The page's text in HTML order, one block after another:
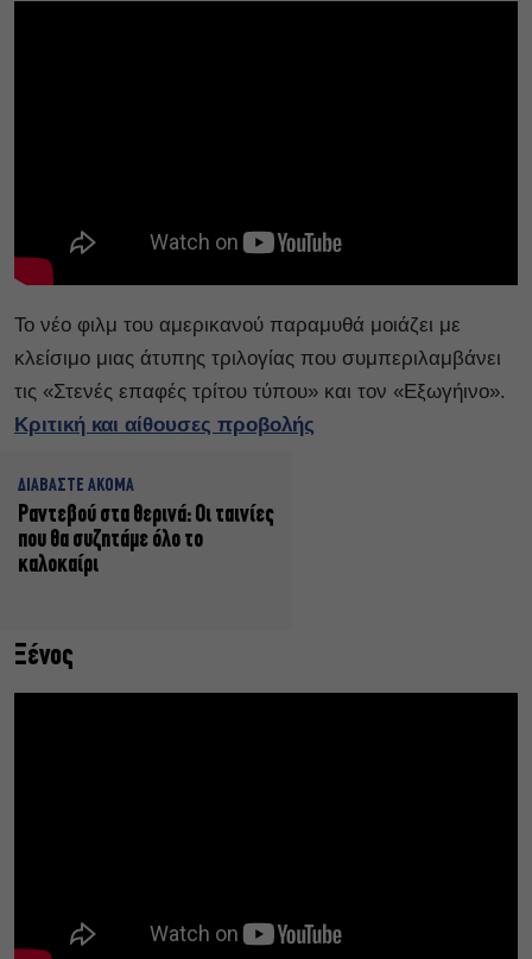
Το νέο φιλμ του αμερικανού παραμυθά μοιάζει με
κλείσιμο μιας άτυπης τριλογίας που συμπεριλαμβάνει
τις «Στενές επαφές τρίτου τύπου» και τον «Εξωγήινο».
Κριτική και αίθουσες προβολής
ΔΙΑΒΑΣΤΕ ΑΚΟΜΑ
Ραντεβού στα θερινά: Οι ταινίες
που θα συζητάμε όλο το
καλοκαίρι
Ξένος